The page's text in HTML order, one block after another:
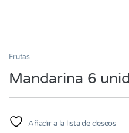
Frutas
Mandarina 6
Añadir a la lista de deseos